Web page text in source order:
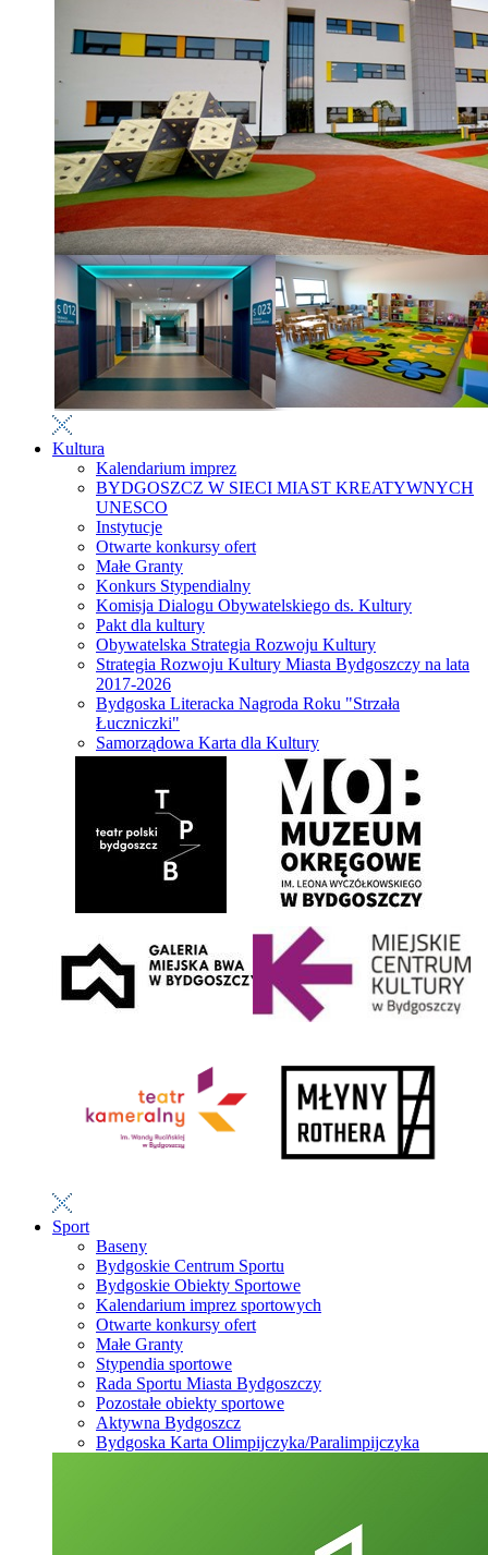
Kultura
Kalendarium imprez
BYDGOSZCZ W SIECI MIAST KREATYWNYCH
UNESCO
Instytucje
Otwarte konkursy ofert
Małe Granty
Konkurs Stypendialny
Komisja Dialogu Obywatelskiego ds. Kultury
Pakt dla kultury
Obywatelska Strategia Rozwoju Kultury
Strategia Rozwoju Kultury Miasta Bydgoszczy na lata
2017-2026
Bydgoska Literacka Nagroda Roku "Strzała
Łuczniczki"
Samorządowa Karta dla Kultury
Sport
Baseny
Bydgoskie Centrum Sportu
Bydgoskie Obiekty Sportowe
Kalendarium imprez sportowych
Otwarte konkursy ofert
Małe Granty
Stypendia sportowe
Rada Sportu Miasta Bydgoszczy
Pozostałe obiekty sportowe
Aktywna Bydgoszcz
Bydgoska Karta Olimpijczyka/Paralimpijczyka